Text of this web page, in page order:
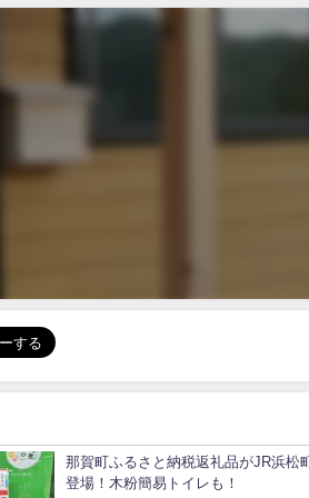
那賀町ふるさと納税返礼品がJR浜松
登場！木粉簡易トイレも！